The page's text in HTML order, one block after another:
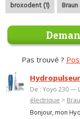
broxodent (1)
Pas trouvé ?
De : Yoyo 230 —
électrique >
Bonjour, mon